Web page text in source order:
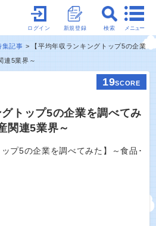
メニュー
検索
新規登録
ログイン
集記事
【平均年収ランキングトップ5の企業
連5業界～
19SCORE
グトップ5の企業を調べてみ
関連5業界～